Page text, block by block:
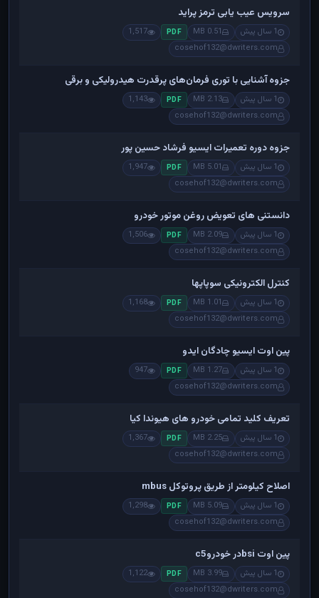
سرویس عیب یابی ترمز پراید
1 سال پیش 0.51 MB
PDF
1,517
cosehof132@dwriters.com
جزوه آشنایی با توری فرمان‌های پرقدرت هیدرولیکی و برقی
1 سال پیش 2.13 MB
PDF
1,143
cosehof132@dwriters.com
جزوه دوره تعمیرات ایسیو فرشاد حسین پور
1 سال پیش 5.01 MB
PDF
1,947
cosehof132@dwriters.com
دانستنی های تعویض روغن موتور خودرو
1 سال پیش 2.09 MB
PDF
1,506
cosehof132@dwriters.com
کنترل الکترونیکی سوپاپها
1 سال پیش 1.01 MB
PDF
1,168
cosehof132@dwriters.com
پین اوت ایسیو چادگان ایدو
1 سال پیش 1.27 MB
PDF
947
cosehof132@dwriters.com
تعریف کلید تمامی خودرو های هیوندا کیا
1 سال پیش 2.25 MB
PDF
1,367
cosehof132@dwriters.com
اصلاح کیلومتر از طریق پروتوکل mbus
1 سال پیش 5.09 MB
PDF
1,298
cosehof132@dwriters.com
پین اوت bsiدر خودروc5
1 سال پیش 3.99 MB
PDF
1,122
cosehof132@dwriters.com